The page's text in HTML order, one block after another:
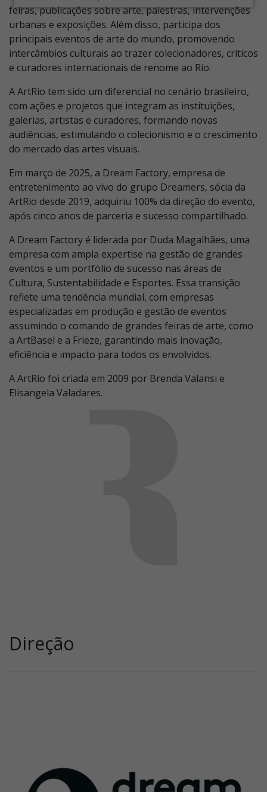
feiras, publicações sobre arte, palestras, intervenções
urbanas e exposições. Além disso, participa dos
principais eventos de arte do mundo, promovendo
intercâmbios culturais ao trazer colecionadores, críticos
e curadores internacionais de renome ao Rio.
A ArtRio tem sido um diferencial no cenário brasileiro,
com ações e projetos que integram as instituições,
galerias, artistas e curadores, formando novas
audiências, estimulando o colecionismo e o crescimento
do mercado das artes visuais.
Em março de 2025, a Dream Factory, empresa de
entretenimento ao vivo do grupo Dreamers, sócia da
ArtRio desde 2019, adquiriu 100% da direção do evento,
após cinco anos de parceria e sucesso compartilhado.
A Dream Factory é liderada por Duda Magalhães, uma
empresa com ampla expertise na gestão de grandes
eventos e um portfólio de sucesso nas áreas de
Cultura, Sustentabilidade e Esportes. Essa transição
reflete uma tendência mundial, com empresas
especializadas em produção e gestão de eventos
assumindo o comando de grandes feiras de arte, como
a ArtBasel e a Frieze, garantindo mais inovação,
eficiência e impacto para todos os envolvidos.
A ArtRio foi criada em 2009 por Brenda Valansi e
Elisangela Valadares.
Direção